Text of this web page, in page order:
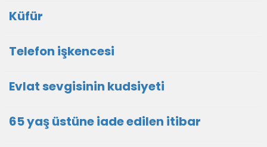
Küfür
Telefon işkencesi
Evlat sevgisinin kudsiyeti
65 yaş üstüne iade edilen itibar